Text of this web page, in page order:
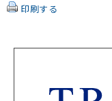
印刷する